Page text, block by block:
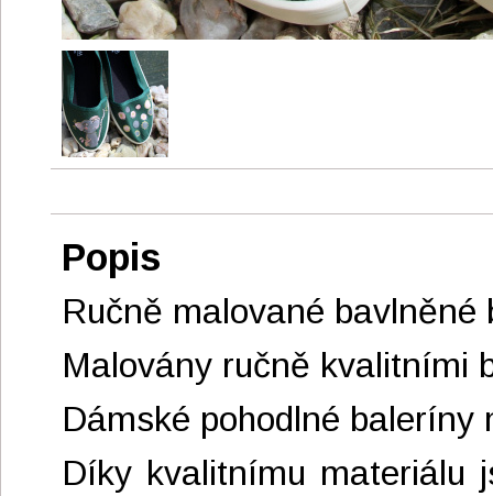
Popis
Ručně malované bavlněné
Malovány ručně kvalitními
Dámské pohodlné
Díky kvalitnímu materiálu